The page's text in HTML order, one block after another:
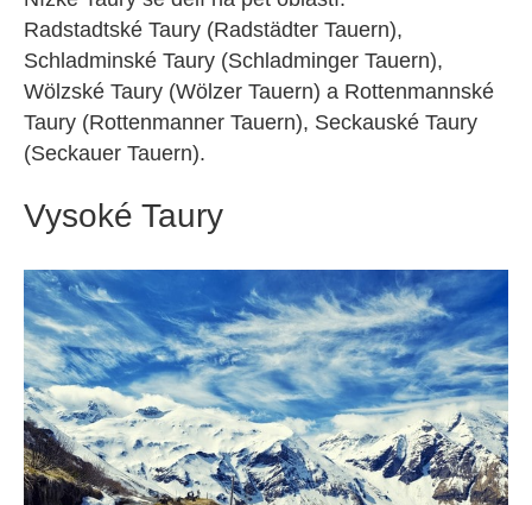
Radstadtské Taury (Radstädter Tauern),
Schladminské Taury (Schladminger Tauern),
Wölzské Taury (Wölzer Tauern) a Rottenmannské
Taury (Rottenmanner Tauern), Seckauské Taury
(Seckauer Tauern).
Vysoké Taury